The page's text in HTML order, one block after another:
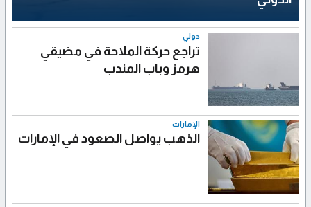
دولي
تراجع حركة الملاحة في مضيقي
هرمز وباب المندب
الإمارات
الذهب يواصل الصعود في الإمارات